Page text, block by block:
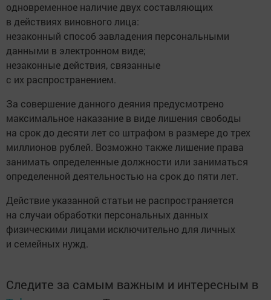
одновременное наличие двух составляющих
в действиях виновного лица:
незаконный способ завладения персональными
данными в электронном виде;
незаконные действия, связанные
с их распространением.
За совершение данного деяния предусмотрено
максимальное наказание в виде лишения свободы
на срок до десяти лет со штрафом в размере до трех
миллионов рублей. Возможно также лишение права
занимать определенные должности или заниматься
определенной деятельностью на срок до пяти лет.
Действие указанной статьи не распространяется
на случаи обработки персональных данных
физическими лицами исключительно для личных
и семейных нужд.
Следите за самым важным и интересным в